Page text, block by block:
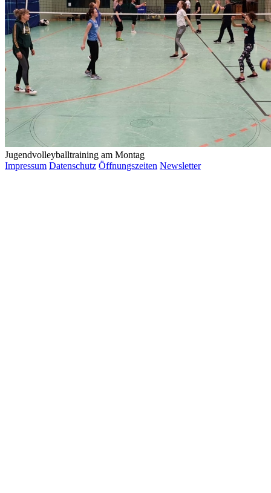
Jugendvolleyballtraining am Montag
Impressum Datenschutz Öffnungszeiten Newsletter